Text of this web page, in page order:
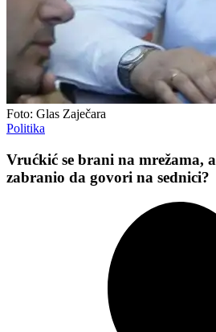
Foto: Glas Zaječara
Politika
Vrućkić se brani na mrežama,
zabranio da govori na sednici?